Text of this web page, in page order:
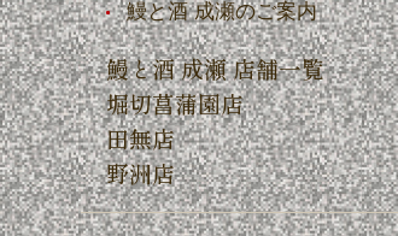
鰻と酒 成瀬のご案内
鰻と酒 成瀬 店舗一覧
堀切菖蒲園店
田無店
野洲店